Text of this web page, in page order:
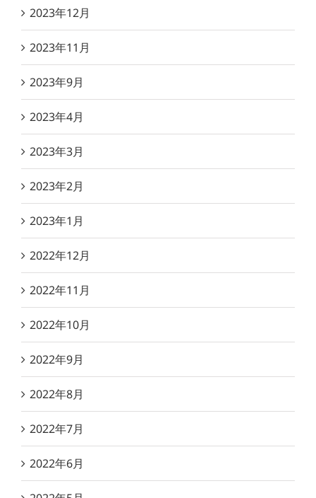
2023年12月
2023年11月
2023年9月
2023年4月
2023年3月
2023年2月
2023年1月
2022年12月
2022年11月
2022年10月
2022年9月
2022年8月
2022年7月
2022年6月